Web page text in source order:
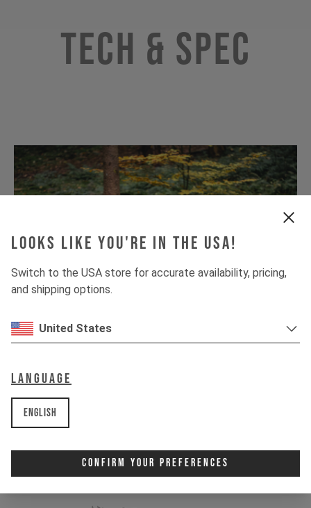
Looks like you're in the USA!
Switch to the USA store for accurate availability, pricing,
and shipping options.
United States
Language
English
Confirm Your Preferences
Tech & Spec